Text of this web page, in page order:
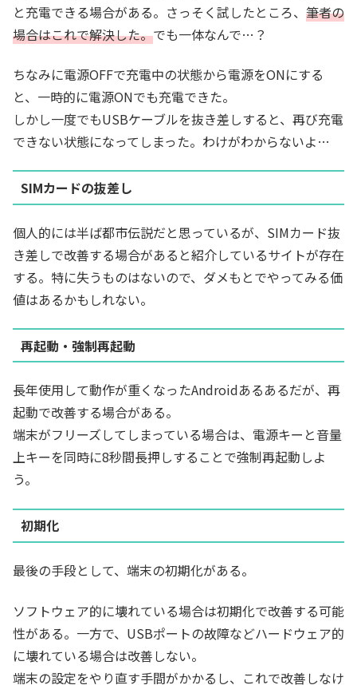
と充電できる場合がある。さっそく試したところ、 筆者の
場合はこれで解決した。でも一体なんで…？
ちなみに電源OFFで充電中の状態から電源をONにする
と、一時的に電源ONでも充電できた。
しかし一度でもUSBケーブルを抜き差しすると、再び充電
できない状態になってしまった。わけがわからないよ…
SIMカードの抜差し
個人的には半ば都市伝説だと思っているが、SIMカード抜
き差しで改善する場合があると紹介しているサイトが存在
する。特に失うものはないので、ダメもとでやってみる価
値はあるかもしれない。
再起動・強制再起動
長年使用して動作が重くなったAndroidあるあるだが、再
起動で改善する場合がある。
端末がフリーズしてしまっている場合は、電源キーと音量
上キーを同時に8秒間長押しすることで強制再起動しよ
う。
初期化
最後の手段として、端末の初期化がある。
ソフトウェア的に壊れている場合は初期化で改善する可能
性がある。一方で、USBポートの故障などハードウェア的
に壊れている場合は改善しない。
端末の設定をやり直す手間がかかるし、これで改善しなけ